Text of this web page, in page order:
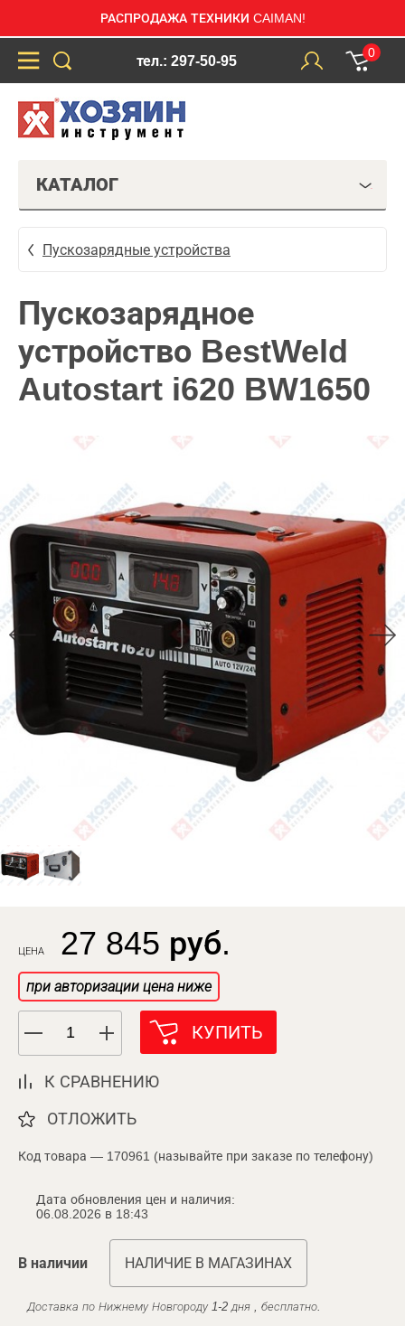
РАСПРОДАЖА ТЕХНИКИ CAIMAN!
тел.: 297-50-95
0
КАТАЛОГ
Пускозарядные устройства
Пускозарядное
устройство BestWeld
Autostart i620 BW1650
ЦЕНА 27 845 руб.
при авторизации цена ниже
КУПИТЬ
К СРАВНЕНИЮ
ОТЛОЖИТЬ
Код товара — 170961 (называйте при заказе по телефону)
Дата обновления цен и наличия:
06.08.2026 в 18:43
В наличии НАЛИЧИЕ В МАГАЗИНАХ
Доставка по Нижнему Новгороду 1-2 дня , бесплатно.